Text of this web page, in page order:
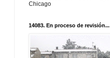
Chicago
14083. En proceso de revisión...